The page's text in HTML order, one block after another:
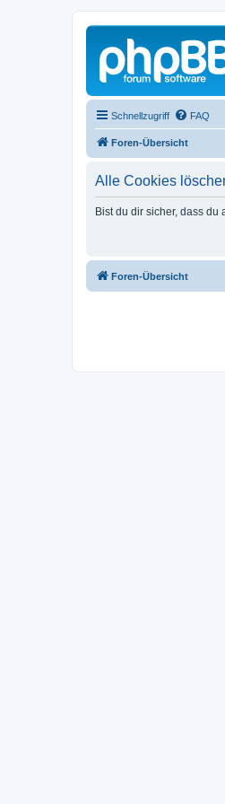
Schnellzugriff FAQ
Foren-Übersicht
Alle Cookies
Bist du dir sicher, dass
Foren-Übersicht